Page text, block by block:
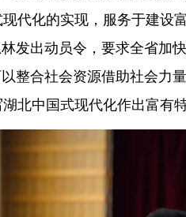
代化的实现，服务于建
发出动员令，要求全省
整合社会资源借助社会力
北中国式现代化作出富有特